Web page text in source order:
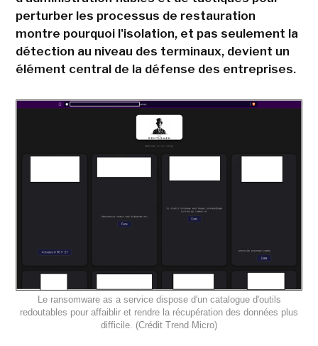
perturber les processus de restauration
montre pourquoi l'isolation, et pas seulement la
détection au niveau des terminaux, devient un
élément central de la défense des entreprises.
Le ransomware as a service dispose d'un catalogue d'outils
redoutables pour affaiblir et rendre la récupération des données plus
difficile. (Crédit Trend Micro)